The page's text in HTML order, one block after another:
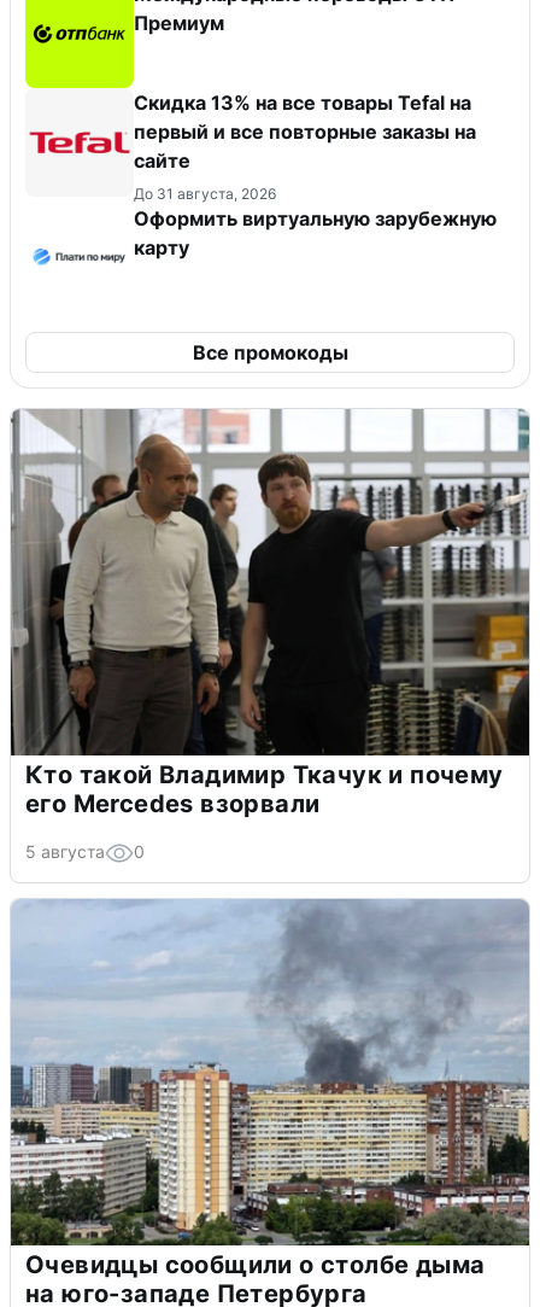
Премиум
Скидка 13% на все товары Tefal на
первый и все повторные заказы на
сайте
До 31 августа, 2026
Оформить виртуальную зарубежную
карту
Все промокоды
Кто такой Владимир Ткачук и почему
его Mercedes взорвали
5 августа 0
Очевидцы сообщили о столбе дыма
на юго-западе Петербурга